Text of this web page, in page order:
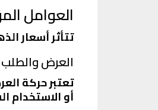
العوامل
تتأثر أسعار
العرض والطلب
تعتبر حركة
أو الاستخدام